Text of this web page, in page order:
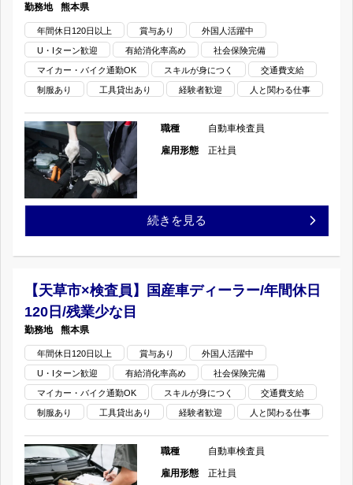
二
二
回
の
年
間
休
日/
残
少
目
区
×
検
査
員】
産
ラ
ー/
年
熊本県
年間休日120日以上 賞与あり 外国人活躍中
U・Iターン歓迎 有給消化率高め 社会保険完備
マイカー・バイク通勤OK スキルが身につく 交通費支給
制服あり 工具貸出あり 経験者歓迎 人と関わる仕事
職種
自動車検査員
雇用形態
正社員
【八
市
片
町
×
検
続きを見る
【天草市×検査員】国産車ディーラー/年間休日
120日/残業少な目
熊本県
年間休日120日以上 賞与あり 外国人活躍中
U・Iターン歓迎 有給消化率高め 社会保険完備
マイカー・バイク通勤OK スキルが身につく 交通費支給
制服あり 工具貸出あり 経験者歓迎 人と関わる仕事
職種
自動車検査員
雇用形態
正社員